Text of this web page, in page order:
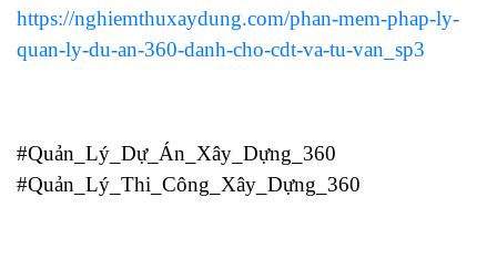
https://nghiemthuxaydung.com/phan-mem-phap-ly-
quan-ly-du-an-360-danh-cho-cdt-va-tu-van_sp3
#Quản_Lý_Dự_Án_Xây_Dựng_360
#Quản_Lý_Thi_Công_Xây_Dựng_360